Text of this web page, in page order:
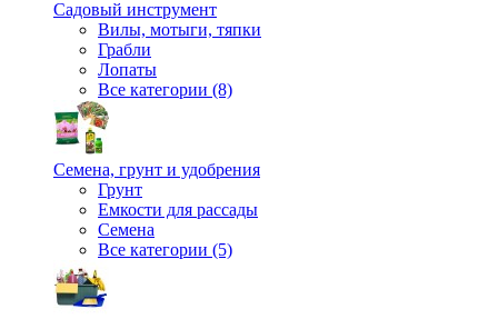
Садовый инструмент
Вилы, мотыги, тяпки
Грабли
Лопаты
Все категории (8)
Семена, грунт и удобрения
Грунт
Емкости для рассады
Семена
Все категории (5)